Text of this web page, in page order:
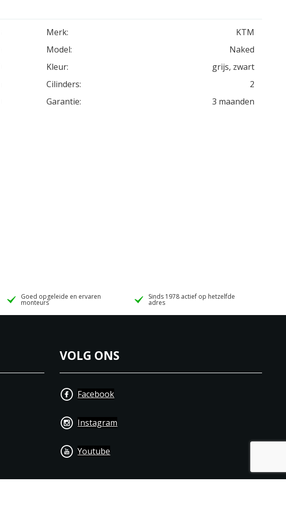
Merk:
KTM
Model:
Naked
Kleur:
grijs, zwart
Cilinders:
2
Garantie: 3 maanden
Goed opgeleide en ervaren
monteurs
Sinds 1978 actief op hetzelfde
adres
VOLG ONS
Facebook
Instagram
Youtube